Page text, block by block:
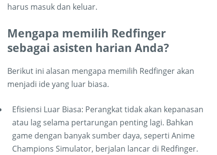
harus masuk dan keluar.
Mengapa memilih Redfinger
sebagai asisten harian Anda?
Berikut ini alasan mengapa memilih Redfinger akan
menjadi ide yang luar biasa.
Efisiensi Luar Biasa: Perangkat tidak akan kepanasan
atau lag selama pertarungan penting lagi. Bahkan
game dengan banyak sumber daya, seperti Anime
Champions Simulator, berjalan lancar di Redfinger.